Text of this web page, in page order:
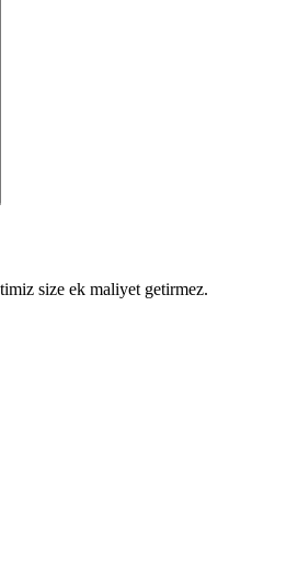
size ek maliyet getirmez.